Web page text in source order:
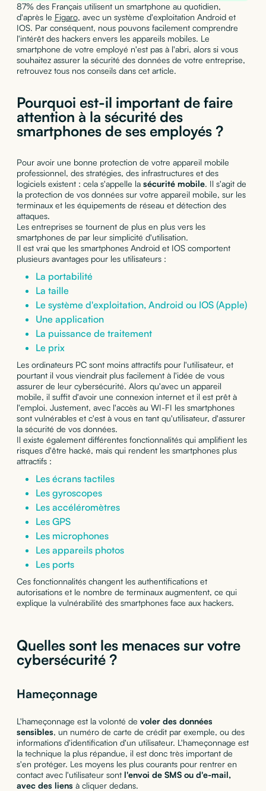
87% des Français utilisent un smartphone au quotidien,
d'après le Figaro, avec un système d'exploitation Android et
IOS. Par conséquent, nous pouvons facilement comprendre
l'intérêt des hackers envers les appareils mobiles. Le
smartphone de votre employé n'est pas à l'abri, alors si vous
souhaitez assurer la sécurité des données de votre entreprise,
retrouvez tous nos conseils dans cet article.
Pourquoi est-il important de faire
attention à la sécurité des
smartphones de ses employés ?
Pour avoir une bonne protection de votre appareil mobile
professionnel, des stratégies, des infrastructures et des
logiciels existent : cela s'appelle la sécurité mobile. Il s'agit de
la protection de vos données sur votre appareil mobile, sur les
terminaux et les équipements de réseau et détection des
attaques.
Les entreprises se tournent de plus en plus vers les
smartphones de par leur simplicité d'utilisation.
Il est vrai que les smartphones Android et IOS comportent
plusieurs avantages pour les utilisateurs :
La portabilité
La taille
Le système d'exploitation, Android ou IOS (Apple)
Une application
La puissance de traitement
Le prix
Les ordinateurs PC sont moins attractifs pour l'utilisateur, et
pourtant il vous viendrait plus facilement à l'idée de vous
assurer de leur cybersécurité. Alors qu'avec un appareil
mobile, il suffit d'avoir une connexion internet et il est prêt à
l'emploi. Justement, avec l'accès au WI-FI les smartphones
sont vulnérables et c'est à vous en tant qu'utilisateur, d'assurer
la sécurité de vos données.
Il existe également différentes fonctionnalités qui amplifient les
risques d'être hacké, mais qui rendent les smartphones plus
attractifs :
Les écrans tactiles
Les gyroscopes
Les accéléromètres
Les GPS
Les microphones
Les appareils photos
Les ports
Ces fonctionnalités changent les authentifications et
autorisations et le nombre de terminaux augmentent, ce qui
explique la vulnérabilité des smartphones face aux hackers.
Quelles sont les menaces sur votre
cybersécurité ?
Hameçonnage
L'hameçonnage est la volonté de voler des données
sensibles, un numéro de carte de crédit par exemple, ou des
informations d'identification d'un utilisateur. L'hameçonnage est
la technique la plus répandue, il est donc très important de
s'en protéger. Les moyens les plus courants pour rentrer en
contact avec l'utilisateur sont l'envoi de SMS ou d'e-mail,
avec des liens à cliquer dedans.